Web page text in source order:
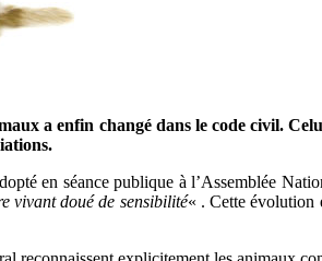
a enfin changé dans le code civil.
en séance publique à l’Assemblée
vivant doué de sensibilité« . Cette évolution